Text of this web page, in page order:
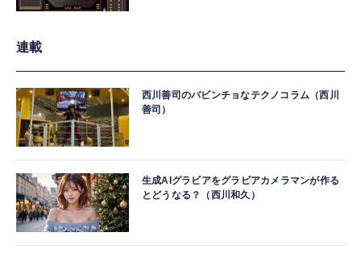
連載
西川善司のバビンチョなテクノコラム（西川
善司）
生成AIグラビアをグラビアカメラマンが作る
とどうなる？（西川和久）